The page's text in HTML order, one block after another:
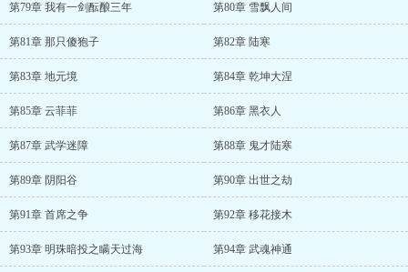
第79章 我有一剑酝酿三年 第80章 雪飘人间
第81章 那只傻狍子 第82章 陆寒
第83章 地元境 第84章 乾坤大涅
第85章 云菲菲 第86章 黑衣人
第87章 武学迷障 第88章 鬼才陆寒
第89章 阴阳谷 第90章 出世之劫
第91章 首席之争 第92章 移花接木
第93章 明珠暗投之瞒天过海 第94章 武魂神通